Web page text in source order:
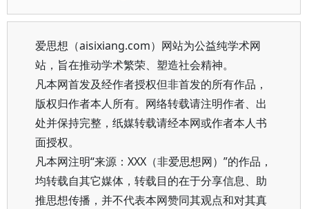
爱思想（aisixiang.com）网站为公益纯学术网
站，旨在推动学术繁荣、塑造社会精神。
凡本网首发及经作者授权但非首发的所有作品，
版权归作者本人所有。网络转载请注明作者、出
处并保持完整，纸媒转载请经本网或作者本人书
面授权。
凡本网注明“来源：XXX（非爱思想网）”的作品，
均转载自其它媒体，转载目的在于分享信息、助
推思想传播，并不代表本网赞同其观点和对其真